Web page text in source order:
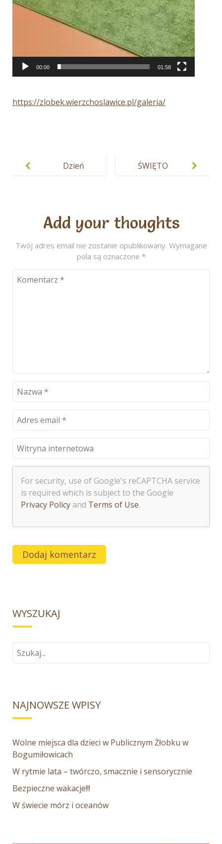
00:00 01:58
https://zlobek.wierzchoslawice.pl/galeria/
wpisu
Dzień
święto dla
małych i
dużych
ŚWIĘTO
Add your thoughts
Twój adres email nie zostanie opublikowany. Wymagane
pola są oznaczone *
For security, use of Google's reCAPTCHA service
is required which is subject to the Google
Privacy Policy and Terms of Use.
WYSZUKAJ
Szukaj
NAJNOWSZE WPISY
Wolne miejsca dla dzieci w Publicznym Żłobku w
Bogumiłowicach
W rytmie lata – twórczo, smacznie i sensorycznie
Bezpieczne wakacje!!!
W świecie mórz i oceanów